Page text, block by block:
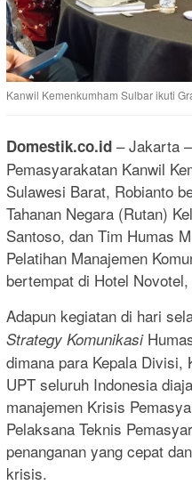
Kanwil Kemenkumham Sulbar ikuti
Domestik.co.id – Jakarta
Pemasyarakatan Kanwil
Sulawesi Barat, Robianto
Tahanan Negara (Rutan)
Santoso, dan Tim Humas
Pelatihan Manajemen
bertempat di Hotel
Adapun kegiatan di hari
Strategy Komunikasi
dimana para Kepala Divisi,
UPT seluruh Indonesia
manajemen Krisis
Pelaksana Teknis
penanganan yang cepat
krisis.